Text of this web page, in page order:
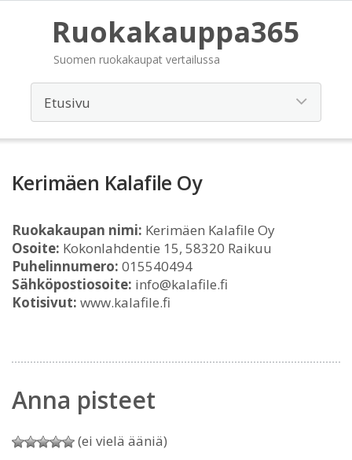
Ruokakauppa365
Suomen ruokakaupat vertailussa
Kerimäen Kalafile Oy
Ruokakaupan nimi: Kerimäen Kalafile Oy
Osoite: Kokonlahdentie 15, 58320 Raikuu
Puhelinnumero: 015540494
Sähköpostiosoite: info@kalafile.fi
Kotisivut: www.kalafile.fi
Anna pisteet
(ei vielä ääniä)